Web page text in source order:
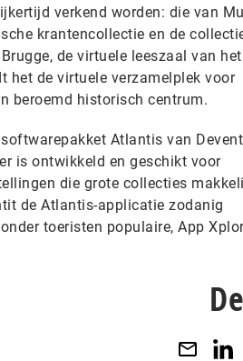
verkend worden: die van
krantencollectie en de
de virtuele leeszaal van het
het de virtuele verzamelplek voor
beroemd historisch centrum.
Atlantis van
is ontwikkeld en geschikt voor
die grote collecties
de Atlantis-applicatie zodanig
toeristen populaire, App